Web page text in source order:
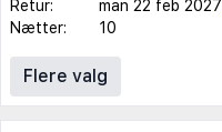
Retur:
man 22 feb 2027
Nætter:
10
Flere valg